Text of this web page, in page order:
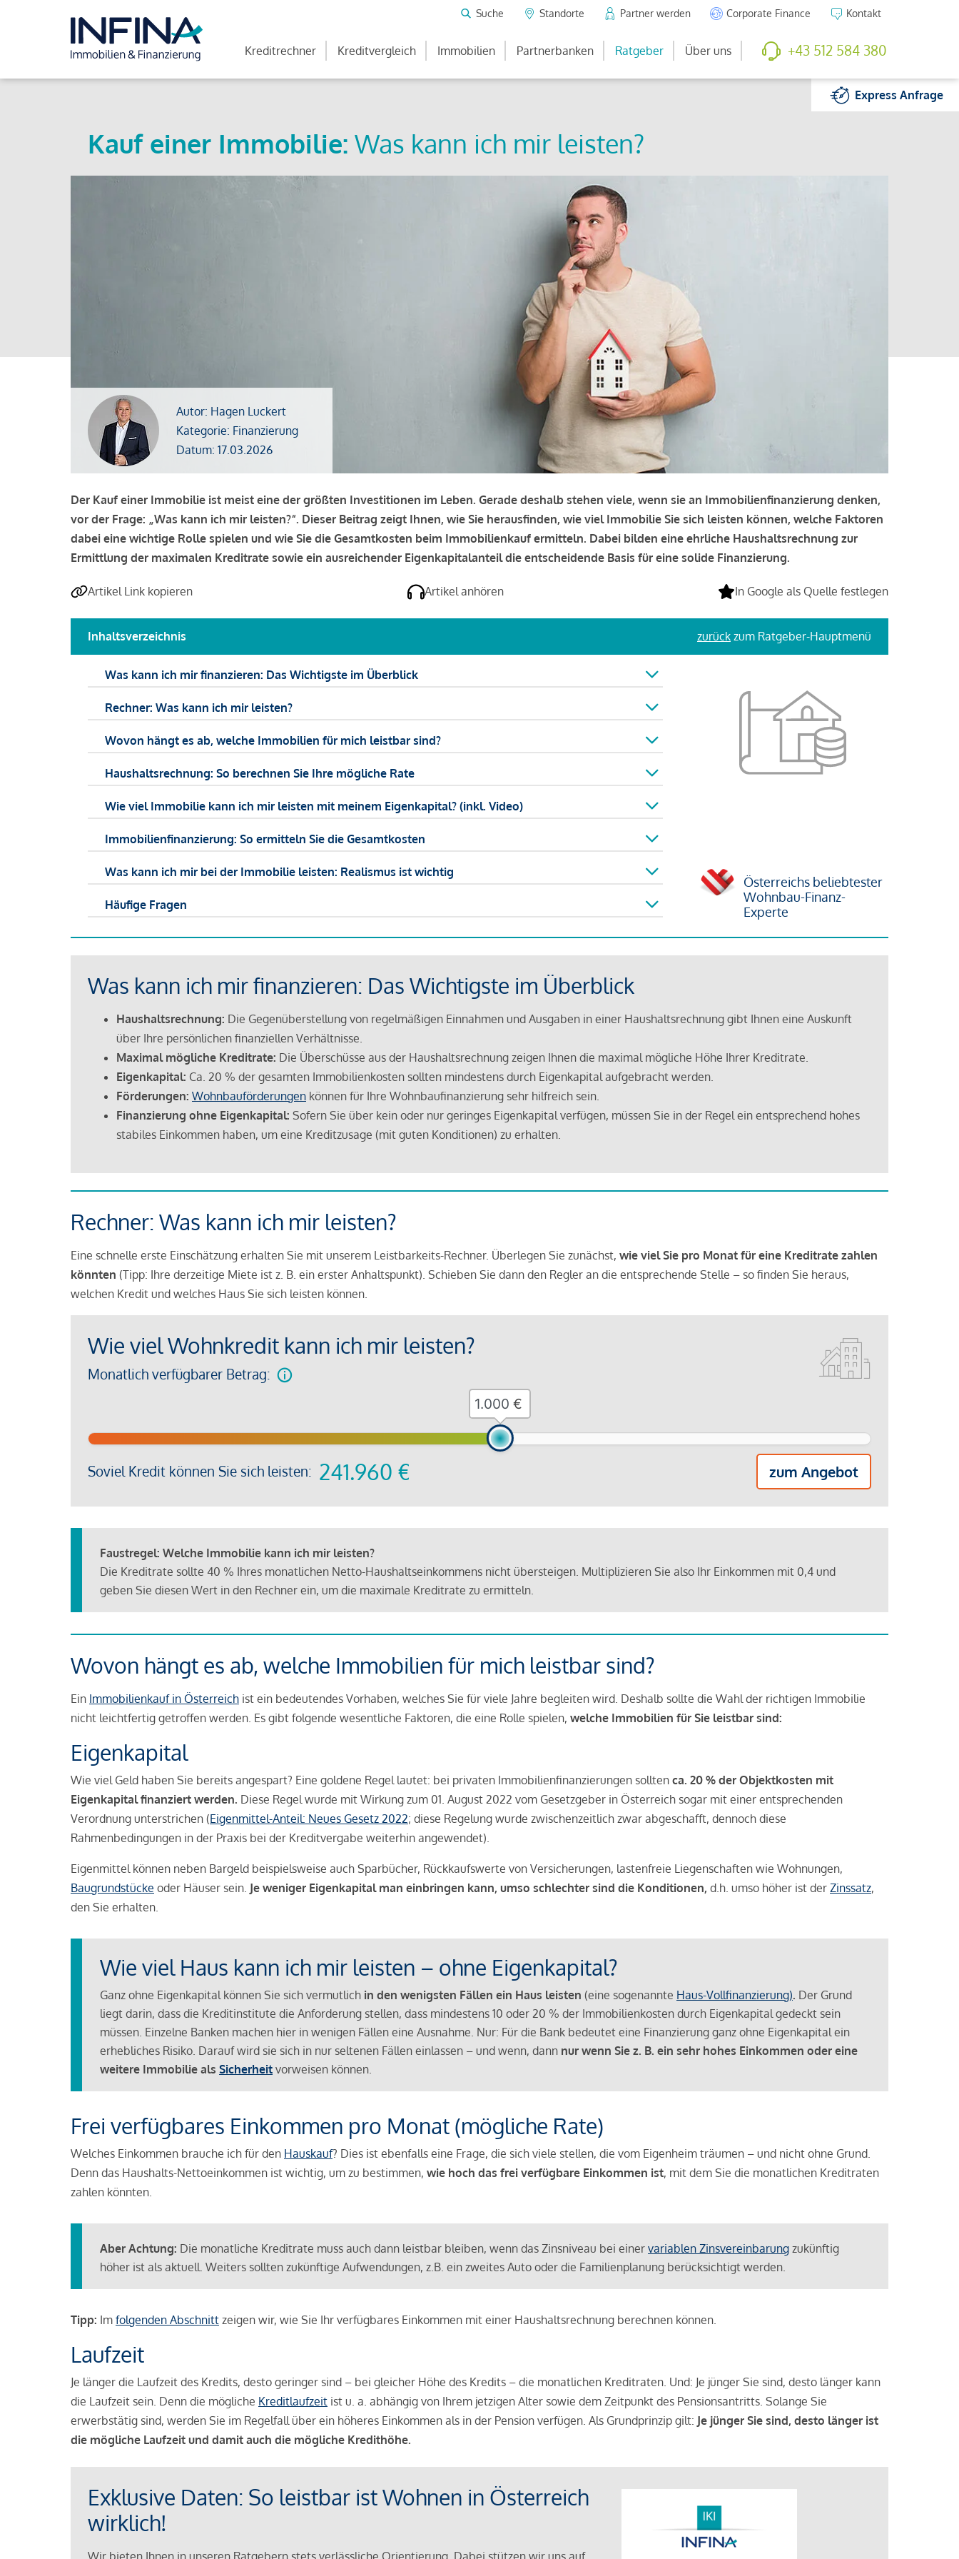
Suche Standorte Partner werden Corporate Finance Kontakt
Kreditrechner Kreditvergleich Immobilien Partnerbanken Ratgeber Über uns +43 512 584 380
ExpressAnfrage
Kauf einer Immobilie: Was kann ich mir leisten?
Autor: Hagen Luckert
Kategorie: Finanzierung
Datum: 17.03.2026
Der Kauf einer Immobilie ist meist eine der größten Investitionen im Leben. Gerade deshalb stehen viele, wenn sie an Immobilienfinanzierung denken,
vor der Frage: „Was kann ich mir leisten?“. Dieser Beitrag zeigt Ihnen, wie Sie herausfinden, wie viel Immobilie Sie sich leisten können, welche Faktoren
dabei eine wichtige Rolle spielen und wie Sie die Gesamtkosten beim Immobilienkauf ermitteln. Dabei bilden eine ehrliche Haushaltsrechnung zur
Ermittlung der maximalen Kreditrate sowie ein ausreichender Eigenkapitalanteil die entscheidende Basis für eine solide Finanzierung.
Artikel Link kopieren Artikel anhören In Google als Quelle festlegen
Inhaltsverzeichnis zurück zum Ratgeber-Hauptmenü
Was kann ich mir finanzieren: Das Wichtigste im Überblick
Rechner: Was kann ich mir leisten?
Wovon hängt es ab, welche Immobilien für mich leistbar sind?
Haushaltsrechnung: So berechnen Sie Ihre mögliche Rate
Wie viel Immobilie kann ich mir leisten mit meinem Eigenkapital? (inkl. Video)
Immobilienfinanzierung: So ermitteln Sie die Gesamtkosten
Was kann ich mir bei der Immobilie leisten: Realismus ist wichtig
Häufige Fragen
Österreichs beliebtester
Wohnbau-Finanz-
Experte
Was kann ich mir finanzieren: Das Wichtigste im Überblick
Haushaltsrechnung: Die Gegenüberstellung von regelmäßigen Einnahmen und Ausgaben in einer Haushaltsrechnung gibt Ihnen eine Auskunft
über Ihre persönlichen finanziellen Verhältnisse.
Maximal mögliche Kreditrate: Die Überschüsse aus der Haushaltsrechnung zeigen Ihnen die maximal mögliche Höhe Ihrer Kreditrate.
Eigenkapital: Ca. 20 % der gesamten Immobilienkosten sollten mindestens durch Eigenkapital aufgebracht werden.
Förderungen: Wohnbauförderungen können für Ihre Wohnbaufinanzierung sehr hilfreich sein.
Finanzierung ohne Eigenkapital: Sofern Sie über kein oder nur geringes Eigenkapital verfügen, müssen Sie in der Regel ein entsprechend hohes
stabiles Einkommen haben, um eine Kreditzusage (mit guten Konditionen) zu erhalten.
Rechner: Was kann ich mir leisten?
Eine schnelle erste Einschätzung erhalten Sie mit unserem Leistbarkeits-Rechner. Überlegen Sie zunächst, wie viel Sie pro Monat für eine Kreditrate zahlen
könnten (Tipp: Ihre derzeitige Miete ist z. B. ein erster Anhaltspunkt). Schieben Sie dann den Regler an die entsprechende Stelle – so finden Sie heraus,
welchen Kredit und welches Haus Sie sich leisten können.
Wie viel Wohnkredit kann ich mir leisten?
Monatlich verfügbarer Betrag:
Soviel Kredit können Sie sich leisten: 241.960 € zum Angebot
€
Faustregel: Welche Immobilie kann ich mir leisten?
Die Kreditrate sollte 40 % Ihres monatlichen Netto-Haushaltseinkommens nicht übersteigen. Multiplizieren Sie also Ihr Einkommen mit 0,4 und
geben Sie diesen Wert in den Rechner ein, um die maximale Kreditrate zu ermitteln.
Wovon hängt es ab, welche Immobilien für mich leistbar sind?
Ein Immobilienkauf in Österreich ist ein bedeutendes Vorhaben, welches Sie für viele Jahre begleiten wird. Deshalb sollte die Wahl der richtigen Immobilie
nicht leichtfertig getroffen werden. Es gibt folgende wesentliche Faktoren, die eine Rolle spielen, welche Immobilien für Sie leistbar sind:
Eigenkapital
Wie viel Geld haben Sie bereits angespart? Eine goldene Regel lautet: bei privaten Immobilienfinanzierungen sollten ca. 20 % der Objektkosten mit
Eigenkapital finanziert werden. Diese Regel wurde mit Wirkung zum 01. August 2022 vom Gesetzgeber in Österreich sogar mit einer entsprechenden
Verordnung unterstrichen (Eigenmittel-Anteil: Neues Gesetz 2022; diese Regelung wurde zwischenzeitlich zwar abgeschafft, dennoch diese
Rahmenbedingungen in der Praxis bei der Kreditvergabe weiterhin angewendet).
Eigenmittel können neben Bargeld beispielsweise auch Sparbücher, Rückkaufswerte von Versicherungen, lastenfreie Liegenschaften wie Wohnungen,
Baugrundstücke oder Häuser sein. Je weniger Eigenkapital man einbringen kann, umso schlechter sind die Konditionen, d.h. umso höher ist der Zinssatz,
den Sie erhalten.
Wie viel Haus kann ich mir leisten – ohne Eigenkapital?
Ganz ohne Eigenkapital können Sie sich vermutlich in den wenigsten Fällen ein Haus leisten (eine sogenannte Haus-Vollfinanzierung). Der Grund
liegt darin, dass die Kreditinstitute die Anforderung stellen, dass mindestens 10 oder 20 % der Immobilienkosten durch Eigenkapital gedeckt sein
müssen. Einzelne Banken machen hier in wenigen Fällen eine Ausnahme. Nur: Für die Bank bedeutet eine Finanzierung ganz ohne Eigenkapital ein
erhebliches Risiko. Darauf wird sie sich in nur seltenen Fällen einlassen – und wenn, dann nur wenn Sie z. B. ein sehr hohes Einkommen oder eine
weitere Immobilie als Sicherheit vorweisen können.
Frei verfügbares Einkommen pro Monat (mögliche Rate)
Welches Einkommen brauche ich für den Hauskauf? Dies ist ebenfalls eine Frage, die sich viele stellen, die vom Eigenheim träumen – und nicht ohne Grund.
Denn das Haushalts-Nettoeinkommen ist wichtig, um zu bestimmen, wie hoch das frei verfügbare Einkommen ist, mit dem Sie die monatlichen Kreditraten
zahlen könnten.
Aber Achtung: Die monatliche Kreditrate muss auch dann leistbar bleiben, wenn das Zinsniveau bei einer variablen Zinsvereinbarung zukünftig
höher ist als aktuell. Weiters sollten zukünftige Aufwendungen, z.B. ein zweites Auto oder die Familienplanung berücksichtigt werden.
Tipp: Im folgenden Abschnitt zeigen wir, wie Sie Ihr verfügbares Einkommen mit einer Haushaltsrechnung berechnen können.
Laufzeit
Je länger die Laufzeit des Kredits, desto geringer sind – bei gleicher Höhe des Kredits – die monatlichen Kreditraten. Und: Je jünger Sie sind, desto länger kann
die Laufzeit sein. Denn die mögliche Kreditlaufzeit ist u. a. abhängig von Ihrem jetzigen Alter sowie dem Zeitpunkt des Pensionsantritts. Solange Sie
erwerbstätig sind, werden Sie im Regelfall über ein höheres Einkommen als in der Pension verfügen. Als Grundprinzip gilt: Je jünger Sie sind, desto länger ist
die mögliche Laufzeit und damit auch die mögliche Kredithöhe.
Exklusive Daten: So leistbar ist Wohnen in Österreich
wirklich!